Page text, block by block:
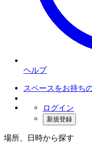
ヘルプ
スペースをお持ち
ログイン
新規登録
場所、日時から探す